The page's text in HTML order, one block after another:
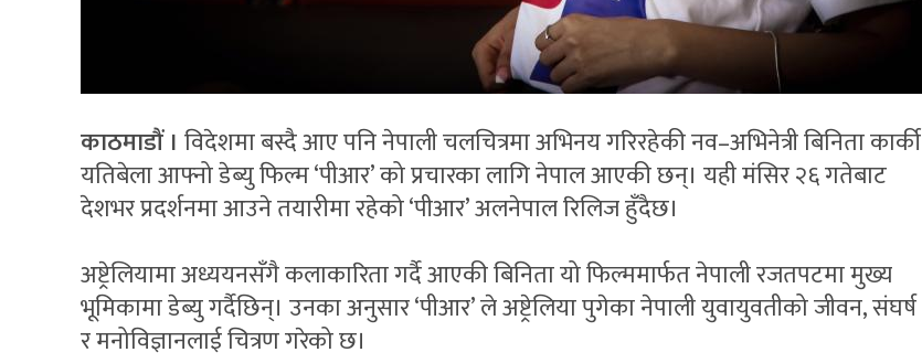
काठमाडौं । विदेशमा बस्दै आए पनि नेपाली चलचित्रमा अभिनय गरिरहेकी नव–अभिनेत्री बिनिता कार्की
यतिबेला आफ्नो डेब्यु फिल्म ‘पीआर’ को प्रचारका लागि नेपाल आएकी छन्। यही मंसिर २६ गतेबाट
देशभर प्रदर्शनमा आउने तयारीमा रहेको ‘पीआर’ अलनेपाल रिलिज हुँदैछ।
अष्ट्रेलियामा अध्ययनसँगै कलाकारिता गर्दै आएकी बिनिता यो फिल्ममार्फत नेपाली रजतपटमा मुख्य
भूमिकामा डेब्यु गर्दैछिन्। उनका अनुसार ‘पीआर’ ले अष्ट्रेलिया पुगेका नेपाली युवायुवतीको जीवन, संघर्ष
र मनोविज्ञानलाई चित्रण गरेको छ।